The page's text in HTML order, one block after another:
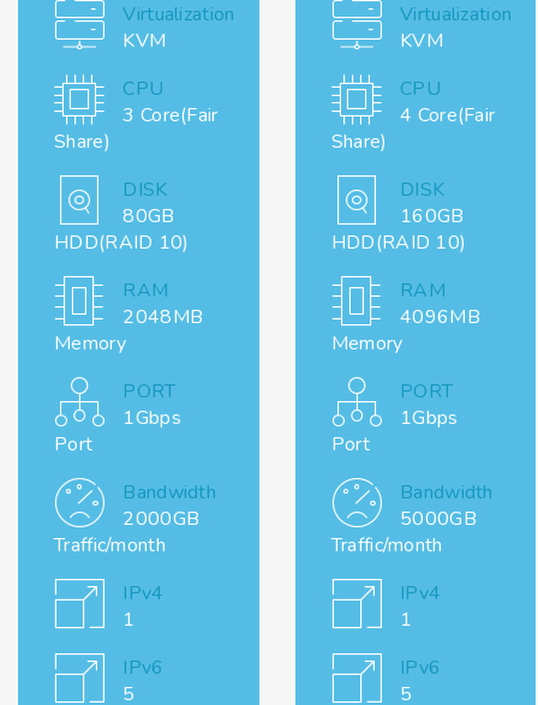
Virtualization
KVM
CPU
3 Core(Fair
Share)
DISK
80GB
HDD(RAID 10)
RAM
2048MB
Memory
PORT
1Gbps
Port
Bandwidth
2000GB
Traffic/month
IPv4
1
IPv6
5
Virtualization
KVM
CPU
4 Core(Fair
Share)
DISK
160GB
HDD(RAID 10)
RAM
4096MB
Memory
PORT
1Gbps
Port
Bandwidth
5000GB
Traffic/month
IPv4
1
IPv6
5